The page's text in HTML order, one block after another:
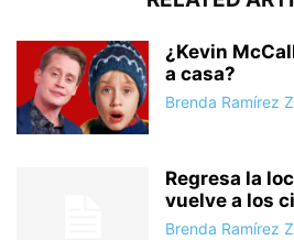
¿Kevin
a casa?
Brenda Ramírez
Regresa la
vuelve a los
Brenda Ramírez